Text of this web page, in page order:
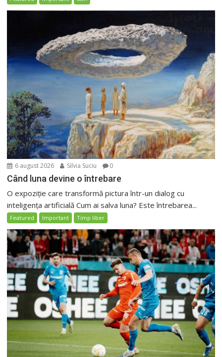
6 august 2026 Silvia Suciu 0
Când luna devine o întrebare
O expoziție care transformă pictura într-un dialog cu
inteligența artificială Cum ai salva luna? Este întrebarea...
Featured Important Timp liber